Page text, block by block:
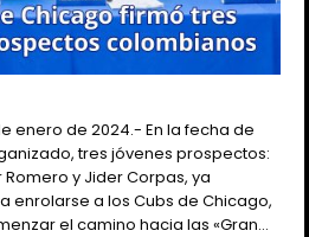
enero de 2024.- En la fecha de
tres jóvenes prospectos:
y Jider Corpas, ya
enrolarse a los Cubs de Chicago,
el camino hacia las «Gran…